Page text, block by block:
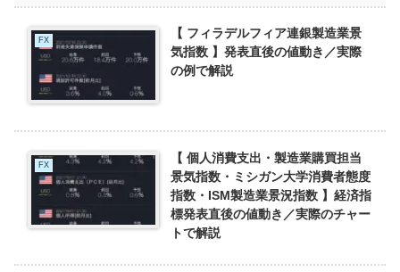
FX
【 フィラデルフィア連銀製造業景
気指数 】発表直後の値動き／実際
の例で解説
FX
【 個人消費支出・製造業購買担当
景気指数・ミシガン大学消費者態度
指数・ISM製造業景況指数 】経済指
標発表直後の値動き／実際のチャー
トで解説